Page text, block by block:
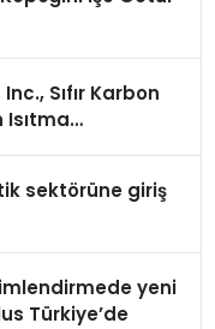
Sıfır Karbon
Isıtma
sektörüne giriş
yeni
Türkiye’de